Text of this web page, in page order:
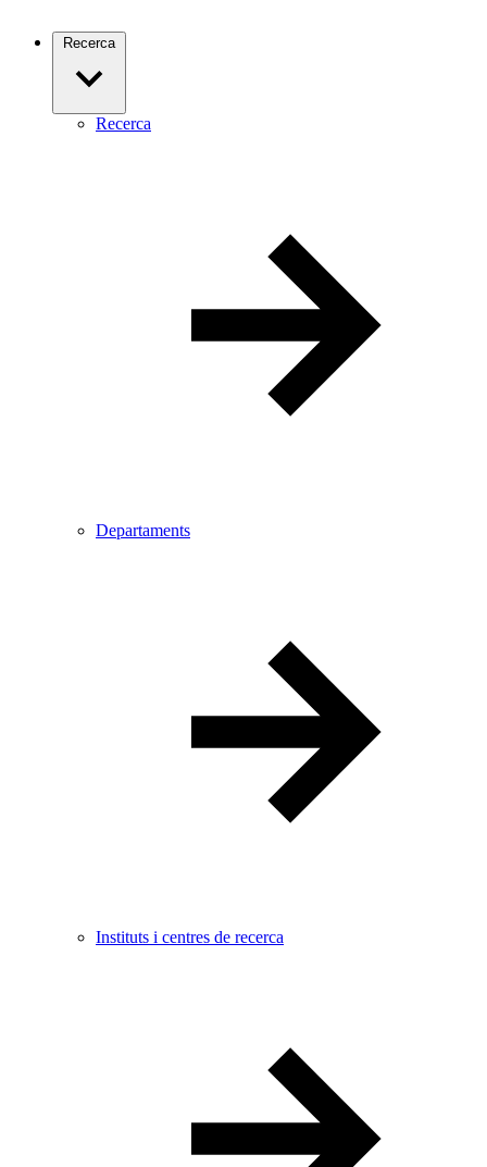
Recerca
Recerca
Departaments
Instituts i centres de recerca